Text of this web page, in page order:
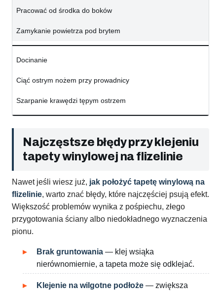
Pracować od środka do boków
Zamykanie powietrza pod brytem
Docinanie
Ciąć ostrym nożem przy prowadnicy
Szarpanie krawędzi tępym ostrzem
Najczęstsze błędy przy klejeniu
tapety winylowej na flizelinie
Nawet jeśli wiesz już, jak położyć tapetę winylową na
flizelinie, warto znać błędy, które najczęściej psują efekt.
Większość problemów wynika z pośpiechu, złego
przygotowania ściany albo niedokładnego wyznaczenia
pionu.
Brak gruntowania — klej wsiąka
nierównomiernie, a tapeta może się odklejać.
Klejenie na wilgotne podłoże — zwiększa